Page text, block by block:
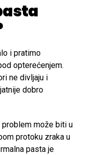
i pratimo
opterećenjem.
ne divljaju i
dobro
može biti u
protoku zraka u
pasta je